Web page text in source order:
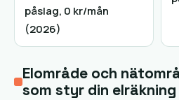
påslag, 0 kr/mån
(2026)
Elområde och
som styr din elräkning